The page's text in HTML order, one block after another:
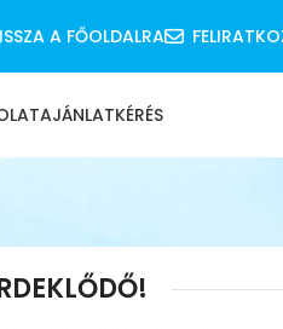
A FŐOLDALRA
AJÁNLATKÉRÉS